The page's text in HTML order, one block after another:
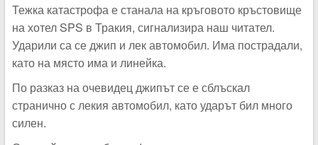
Тежка катастрофа е станала на кръговото кръстовище
на хотел SPS в Тракия, сигнализира наш читател.
Ударили са се джип и лек автомобил. Има пострадали,
като на място има и линейка.
По разказ на очевидец джипът се е сблъскал
странично с лекия автомобил, като ударът бил много
силен.